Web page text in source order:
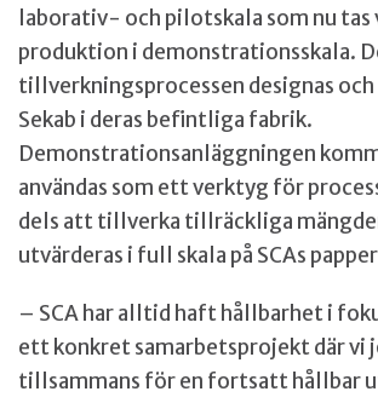
laborativ- och pilotskala som nu
produktion i demonstrationsskala.
tillverkningsprocessen designas och
Sekab i deras befintliga fabrik.
Demonstrationsanläggningen
användas som ett verktyg för
dels att tillverka tillräckliga
utvärderas i full skala på SCAs
– SCA har alltid haft hållbarhet i
ett konkret samarbetsprojekt där vi
tillsammans för en fortsatt hållbar